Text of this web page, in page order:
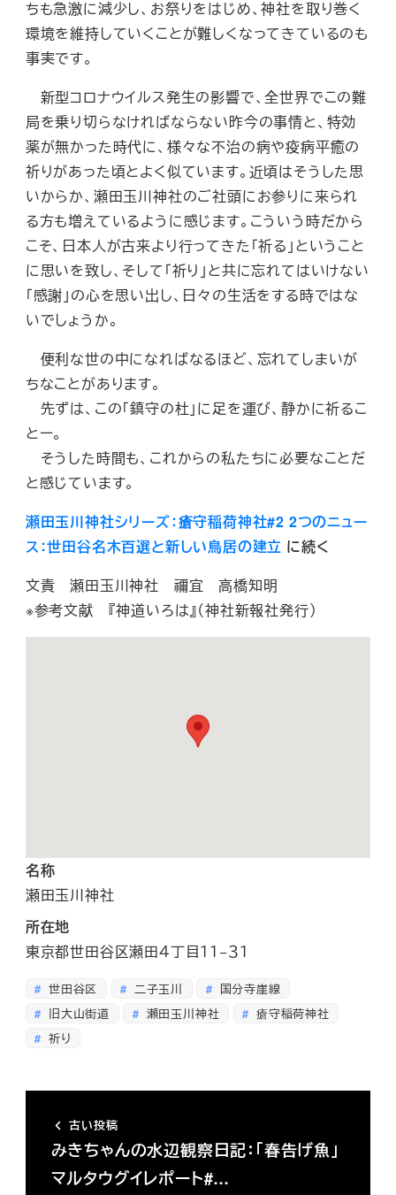
ちも急激に減少し、お祭りをはじめ、神社を取り巻く
環境を維持していくことが難しくなってきているのも
事実です。
新型コロナウイルス発生の影響で、全世界でこの難
局を乗り切らなければならない昨今の事情と、特効
薬が無かった時代に、様々な不治の病や疫病平癒の
祈りがあった頃とよく似ています。近頃はそうした思
いからか、瀬田玉川神社のご社頭にお参りに来られ
る方も増えているように感じます。こういう時だから
こそ、日本人が古来より行ってきた「祈る」ということ
に思いを致し、そして「祈り」と共に忘れてはいけない
「感謝」の心を思い出し、日々の生活をする時ではな
いでしょうか。
便利な世の中になればなるほど、忘れてしまいが
ちなことがあります。
先ずは、この「鎮守の杜」に足を運び、静かに祈るこ
とー。
そうした時間も、これからの私たちに必要なことだ
と感じています。
瀬田玉川神社シリーズ：瘡守稲荷神社#2 2つのニュー
ス：世田谷名木百選と新しい鳥居の建立 に続く
文責 瀬田玉川神社 禰宜 高橋知明
※参考文献 『神道いろは』（神社新報社発行）
名称
瀬田玉川神社
所在地
東京都世田谷区瀬田４丁目１１−３１
世田谷区 二子玉川
国分寺崖線
旧大山街道
瀬田玉川神社
瘡守稲荷神社
祈り
古い投稿
みきちゃんの水辺観察日記：「春告げ魚」
マルタウグイレポート#…